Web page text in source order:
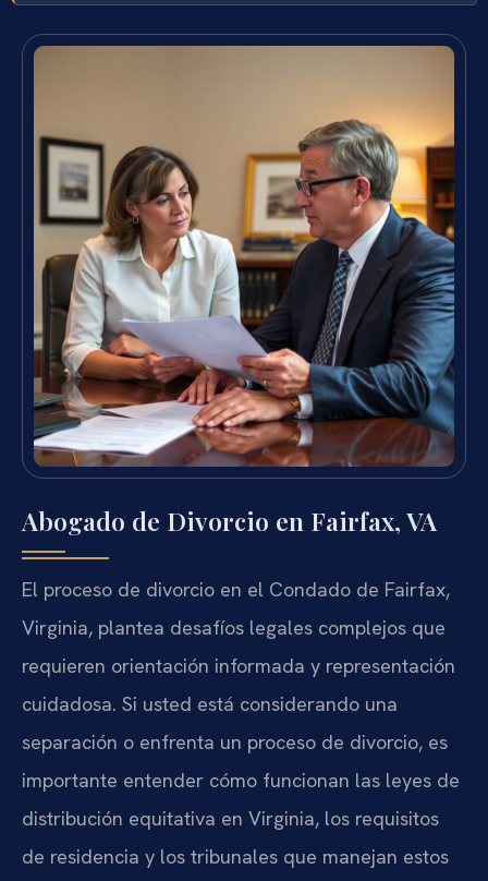
Abogado de Divorcio en Fairfax, VA
El proceso de divorcio en el Condado de Fairfax,
Virginia, plantea desafíos legales complejos que
requieren orientación informada y representación
cuidadosa. Si usted está considerando una
separación o enfrenta un proceso de divorcio, es
importante entender cómo funcionan las leyes de
distribución equitativa en Virginia, los requisitos
de residencia y los tribunales que manejan estos